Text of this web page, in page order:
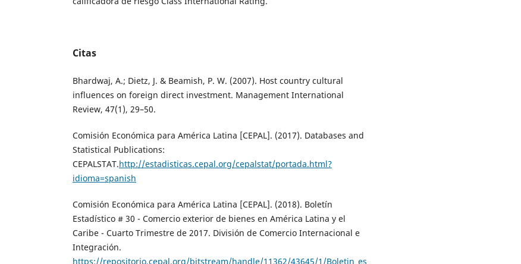
Citas
Bhardwaj, A.; Dietz, J. & Beamish, P. W. (2007). Host country cultural
influences on foreign direct investment. Management International
Review, 47(1), 29–50.
Comisión Económica para América Latina [CEPAL]. (2017). Databases and
Statistical Publications:
CEPALSTAT.http://estadisticas.cepal.org/cepalstat/portada.html?
idioma=spanish
Comisión Económica para América Latina [CEPAL]. (2018). Boletín
Estadístico # 30 - Comercio exterior de bienes en América Latina y el
Caribe - Cuarto Trimestre de 2017. División de Comercio Internacional e
Integración.
https://repositorio.cepal.org/bitstream/handle/11362/43645/1/Boletin_es